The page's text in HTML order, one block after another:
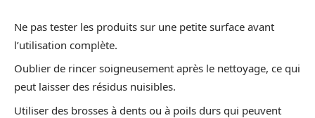
Ne pas tester les produits sur une petite surface avant
l’utilisation complète.
Oublier de rincer soigneusement après le nettoyage, ce qui
peut laisser des résidus nuisibles.
Utiliser des brosses à dents ou à poils durs qui peuvent